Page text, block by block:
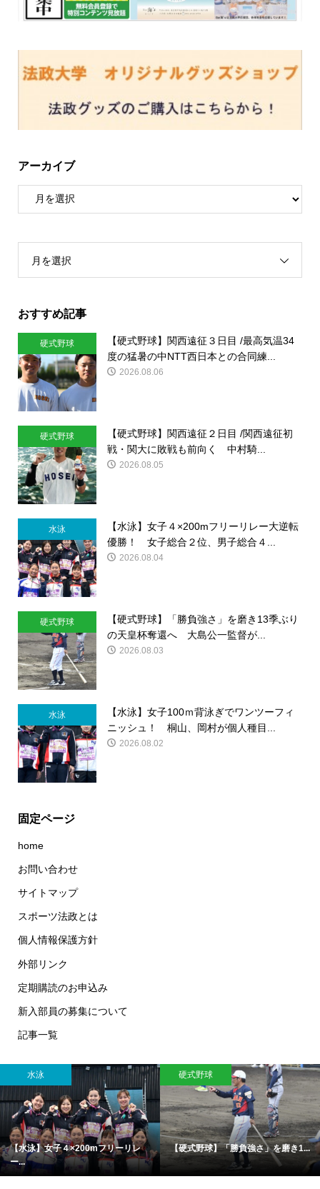
アーカイブ
月を選択
おすすめ記事
硬式野球
【硬式野球】関西遠征３日目 /最高気温34
度の猛暑の中NTT西日本との合同練...
2026.08.06
硬式野球
【硬式野球】関西遠征２日目 /関西遠征初
戦・関大に敗戦も前向く 中村騎...
2026.08.05
水泳
【水泳】女子４×200mフリーリレー大逆転
優勝！ 女子総合２位、男子総合４...
2026.08.04
硬式野球
【硬式野球】「勝負強さ」を磨き13季ぶり
の天皇杯奪還へ 大島公一監督が...
2026.08.03
水泳
【水泳】女子100ｍ背泳ぎでワンツーフィ
ニッシュ！ 桐山、岡村が個人種目...
2026.08.02
固定ページ
home
お問い合わせ
サイトマップ
スポーツ法政とは
個人情報保護方針
外部リンク
定期購読のお申込み
新入部員の募集について
記事一覧
水泳
【水泳】女子４×200mフリーリレ
ー...
硬式野球
【硬式野球】「勝負強さ」を磨き1...